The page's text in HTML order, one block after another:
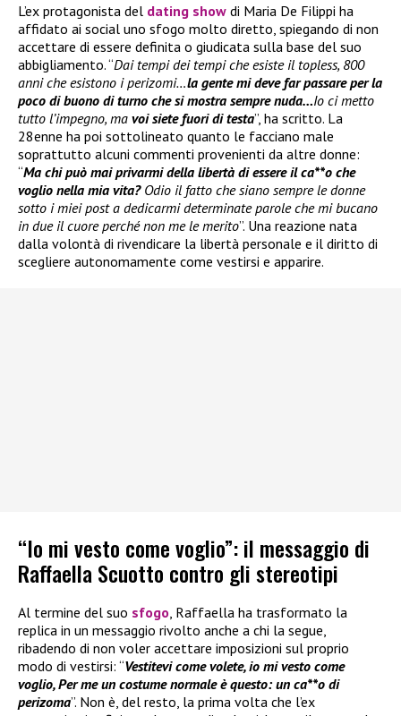
L’ex protagonista del dating show di Maria De Filippi ha
affidato ai social uno sfogo molto diretto, spiegando di non
accettare di essere definita o giudicata sulla base del suo
abbigliamento. “Dai tempi dei tempi che esiste il topless, 800
anni che esistono i perizomi…la gente mi deve far passare per la
poco di buono di turno che si mostra sempre nuda…Io ci metto
tutto l’impegno, ma voi siete fuori di testa”, ha scritto. La
28enne ha poi sottolineato quanto le facciano male
soprattutto alcuni commenti provenienti da altre donne:
“Ma chi può mai privarmi della libertà di essere il ca**o che
voglio nella mia vita? Odio il fatto che siano sempre le donne
sotto i miei post a dedicarmi determinate parole che mi bucano
in due il cuore perché non me le merito”. Una reazione nata
dalla volontà di rivendicare la libertà personale e il diritto di
scegliere autonomamente come vestirsi e apparire.
“Io mi vesto come voglio”: il messaggio di
Raffaella Scuotto contro gli stereotipi
Al termine del suo sfogo, Raffaella ha trasformato la
replica in un messaggio rivolto anche a chi la segue,
ribadendo di non voler accettare imposizioni sul proprio
modo di vestirsi: “Vestitevi come volete, io mi vesto come
voglio, Per me un costume normale è questo: un ca**o di
perizoma”. Non è, del resto, la prima volta che l’ex